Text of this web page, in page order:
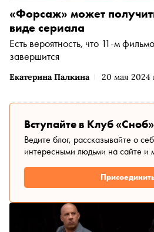
Екатерина Палкина 20 мая 2024
«Форсаж» может
виде сериала
Есть вероятность, что 11-м
завершится
Вступайте в Клуб
Ведите блог, рассказывайте о
интересными людьми на сайте и